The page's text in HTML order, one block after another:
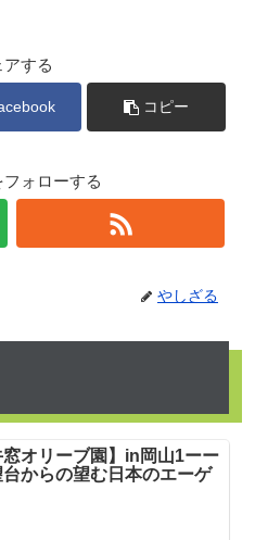
アする
コピー
ォローする
やしざる
窓オリーブ園】in岡山1ーー
台からの望む日本のエーゲ